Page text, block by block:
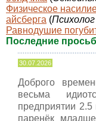
Физическое
айсберга (
Равнодушие
Последние
30.07.2026
Доброго
весьма
предприятии
паренёк